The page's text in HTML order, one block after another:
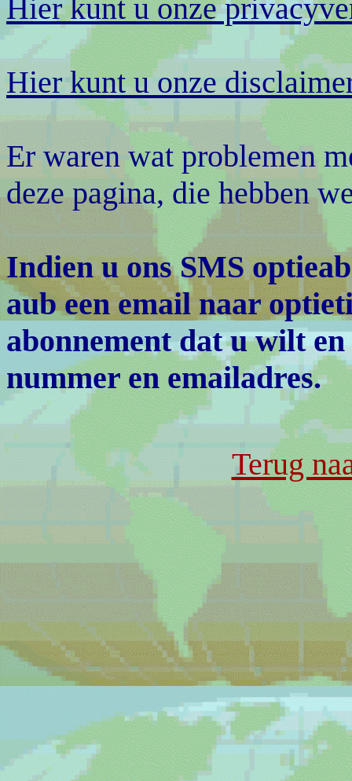
Hier kunt u onze
Hier kunt u onze
Er waren wat problemen
deze pagina, die hebben
Indien u ons SMS
aub een email naar
abonnement dat u wilt
nummer en emailadres.
Terug